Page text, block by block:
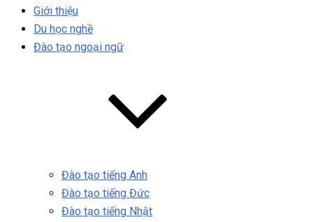
Giới thiệu
Du học nghề
Đào tạo ngoại ngữ
Đào tạo tiếng Anh
Đào tạo tiếng Đức
Đào tạo tiếng Nhật